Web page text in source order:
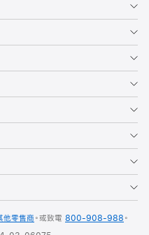
他零售商 。或致電 800-908-988 。